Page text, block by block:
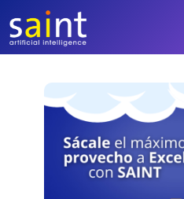
contenido